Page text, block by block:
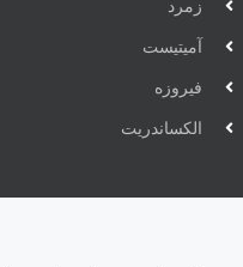
زمرد
آمیتیست
فیروزه
الکساندریت